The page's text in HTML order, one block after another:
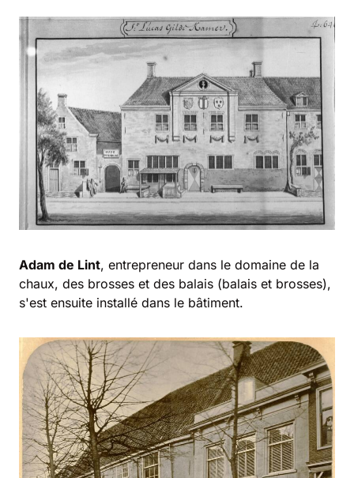
Adam de Lint, entrepreneur dans le domaine de la
chaux, des brosses et des balais (balais et brosses),
s'est ensuite installé dans le bâtiment.